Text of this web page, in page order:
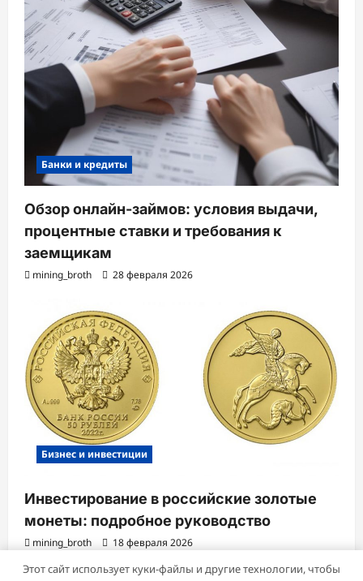
Банки и кредиты
Обзор онлайн-займов: условия выдачи,
процентные ставки и требования к
заемщикам
mining_broth 28 февраля 2026
Бизнес и инвестиции
Инвестирование в российские золотые
монеты: подробное руководство
mining_broth 18 февраля 2026
Этот сайт использует куки-файлы и другие технологии, чтобы